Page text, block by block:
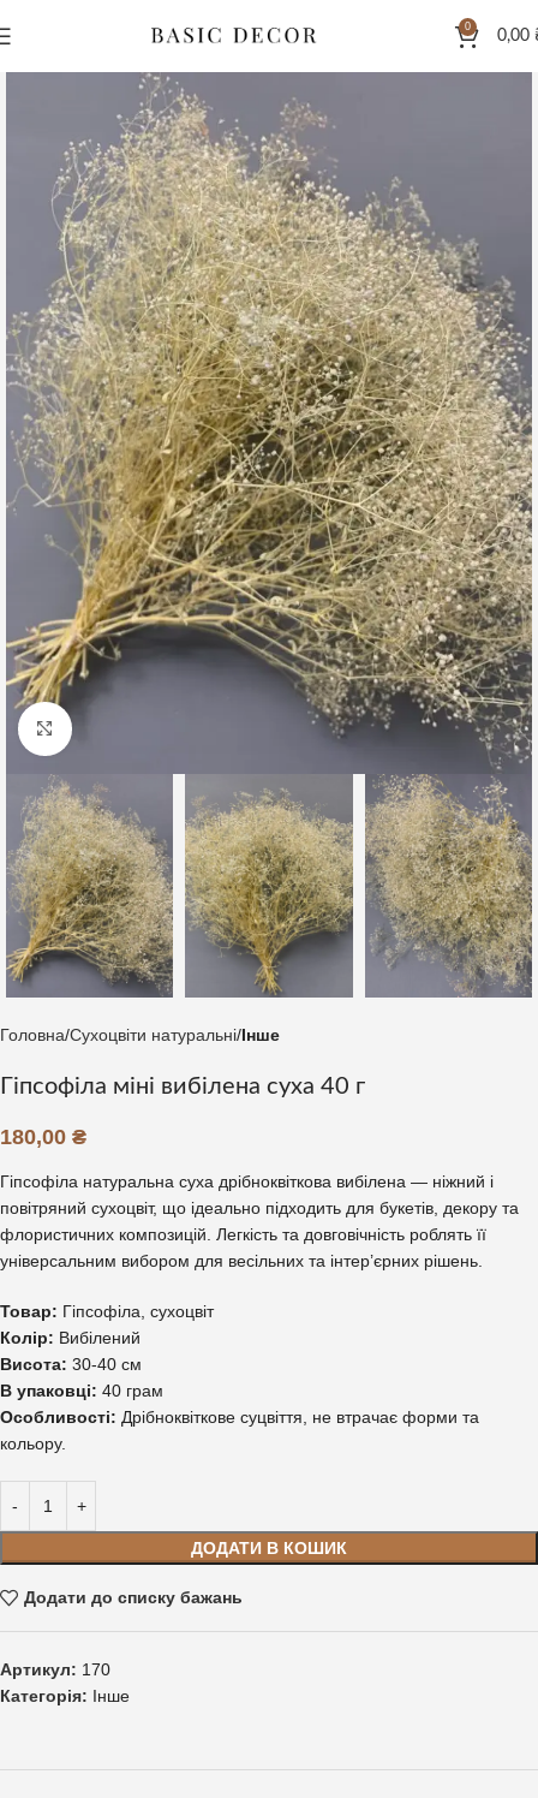
0
0,00
Клацніть, щоб збільшити
Головна Сухоцвіти натуральні Інше
Гіпсофіла міні вибілена суха 40 г
180,00 ₴
Гіпсофіла натуральна суха дрібноквіткова вибілена — ніжний і
повітряний сухоцвіт, що ідеально підходить для букетів, декору та
флористичних композицій. Легкість та довговічність роблять її
універсальним вибором для весільних та інтер’єрних рішень.
Товар: Гіпсофіла, сухоцвіт
Колір: Вибілений
Висота: 30-40 см
В упаковці: 40 грам
Особливості: Дрібноквіткове суцвіття, не втрачає форми та
кольору.
ДОДАТИ В КОШИК
Додати до списку бажань
Артикул: 170
Категорія: Інше